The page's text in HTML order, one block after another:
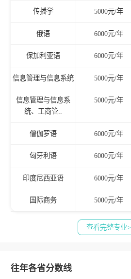
传播学 5000元/年
俄语 6000元/年
保加利亚语 6000元/年
信息管理与信息系统 5000元/年
信息管理与信息系
统、工商管..
5000元/年
僧伽罗语 6000元/年
匈牙利语 6000元/年
印度尼西亚语 6000元/年
国际商务 5000元/年
查看完整专业>
往年各省分数线